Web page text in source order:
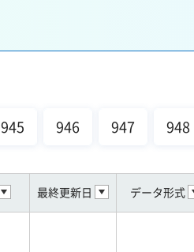
945 946 947 948
最終更新日 データ形式